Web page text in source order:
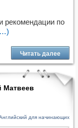
рекомендации по
Читать далее
Матвеев
для начинающих